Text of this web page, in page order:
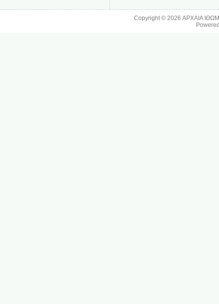
Copyright © 2026ΑΡΧΑΙΑ